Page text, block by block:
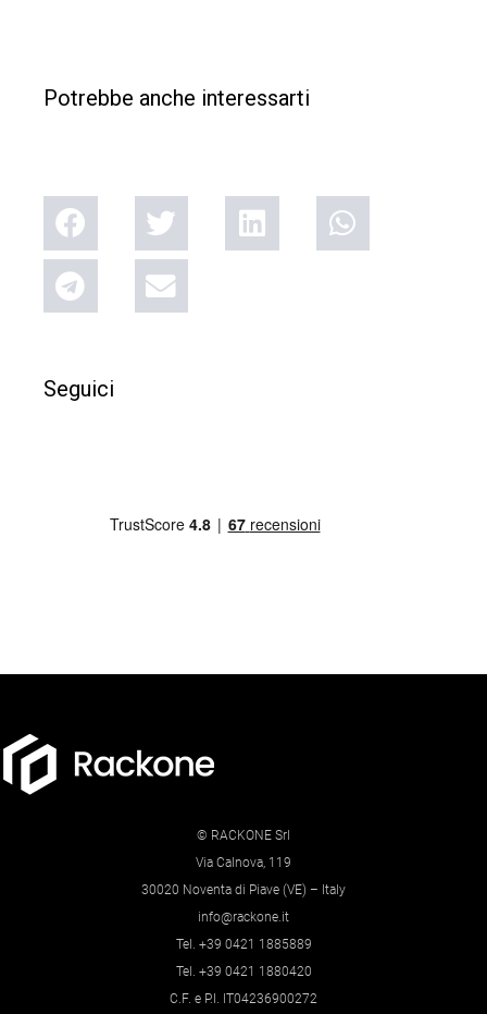
Potrebbe anche interessarti
Seguici
© RACKONE Srl
Via Calnova, 119
30020 Noventa di Piave (VE) – Italy
info@rackone.it
Tel. +39 0421 1885889
Tel. +39 0421 1880420
C.F. e P.I. IT04236900272